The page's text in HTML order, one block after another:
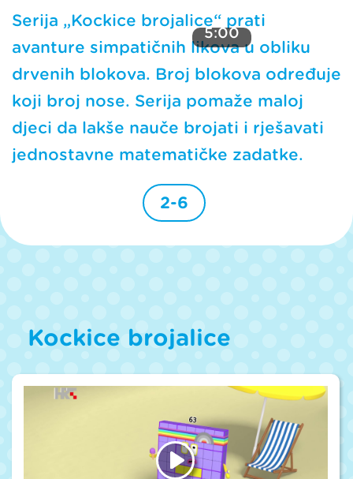
5:00
Serija „Kockice brojalice“ prati
avanture simpatičnih likova u obliku
drvenih blokova. Broj blokova određuje
koji broj nose. Serija pomaže maloj
djeci da lakše nauče brojati i rješavati
jednostavne matematičke zadatke.
2-6
Kockice brojalice